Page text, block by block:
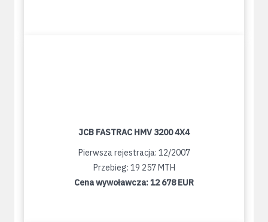
JCB FASTRAC HMV 3200 4X4
Pierwsza rejestracja: 12/2007
Przebieg: 19 257 MTH
Cena wywoławcza:12 678 EUR